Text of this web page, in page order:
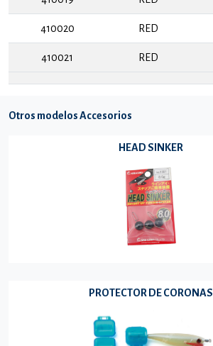
410020 RED
410021 RED
Otros modelos Accesorios
HEAD SINKER
PROTECTOR DE CORONAS